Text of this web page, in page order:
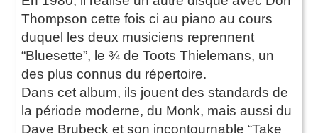
Thompson cette fois ci au piano au cours
duquel les deux musiciens reprennent
“Bluesette”, le ¾ de Toots Thielemans, un
des plus connus du répertoire.
Dans cet album, ils jouent des standards de
la période moderne, du Monk, mais aussi du
Dave Brubeck et son incontournable “Take